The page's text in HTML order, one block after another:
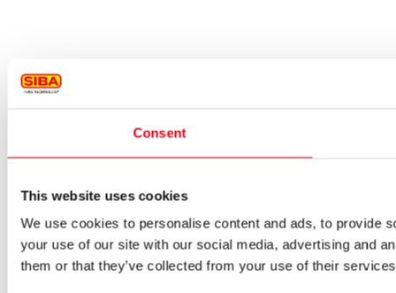
Consent
This website uses cookies
We use cookies to personalise content and ads, to provide
your use of our site with our social media, advertising and
them or that they’ve collected from your use of their